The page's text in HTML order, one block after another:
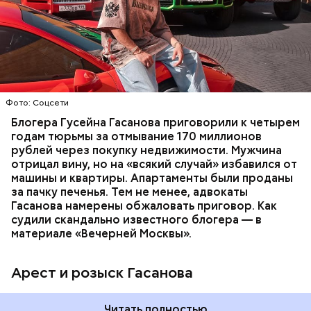
Фото: Соцсети
Блогера Гусейна Гасанова приговорили к четырем
годам тюрьмы за отмывание 170 миллионов
рублей через покупку недвижимости. Мужчина
отрицал вину, но на «всякий случай» избавился от
машины и квартиры. Апартаменты были проданы
за пачку печенья. Тем не менее, адвокаты
Гасанова намерены обжаловать приговор. Как
судили скандально известного блогера — в
материале «Вечерней Москвы».
Арест и розыск Гасанова
В его отношении возбудили уголовное дело о
неуплате налогов и легализации преступных
доходов в особо крупном размере. В тот же день
мужчину заочно арестовали.
НАЛОГИ ПОИСК ЛЮДЕЙ ДЕНЬГИ
МВД
ГАСАН ГУСЕЙНОВ
Молодого человека задержали. На первом же
допросе он признался, что планировал отравить
только отчима. Тогда следователи посчитали, что
мотивом преступления была квартира родителей,
которая в случае их смерти перешла бы сыну. Но
спустя несколько дней Миссюра заявил, что ранее
уже травил других людей.